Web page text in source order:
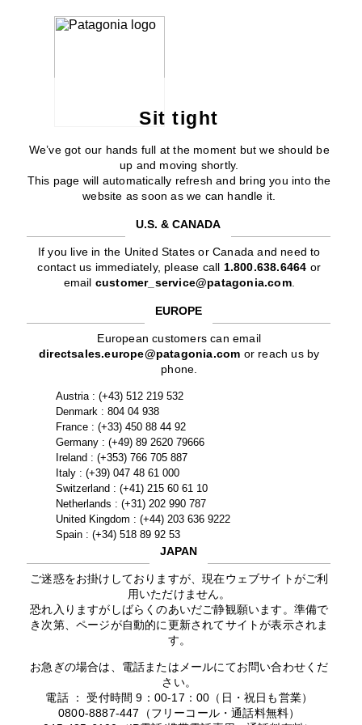
Sit tight
We’ve got our hands full at the moment but we should be
up and moving shortly.
This page will automatically refresh and bring you into the
website as soon as we can handle it.
U.S. & CANADA
If you live in the United States or Canada and need to
contact us immediately, please call 1.800.638.6464 or
email customer_service@patagonia.com.
EUROPE
European customers can email
directsales.europe@patagonia.com or reach us by
phone.
Austria : (+43) 512 219 532
Denmark : 804 04 938
France : (+33) 450 88 44 92
Germany : (+49) 89 2620 79666
Ireland : (+353) 766 705 887
Italy : (+39) 047 48 61 000
Switzerland : (+41) 215 60 61 10
Netherlands : (+31) 202 990 787
United Kingdom : (+44) 203 636 9222
Spain : (+34) 518 89 92 53
JAPAN
ご迷惑をお掛けしておりますが、現在ウェブサイトがご利
用いただけません。
恐れ入りますがしばらくのあいだご静観願います。準備で
き次第、ページが自動的に更新されてサイトが表示されま
す。
お急ぎの場合は、電話またはメールにてお問い合わせくだ
さい。
電話 ： 受付時間 9：00-17：00（日・祝日も営業）
0800-8887-447（フリーコール・通話料無料）